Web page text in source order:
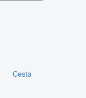
Cesta